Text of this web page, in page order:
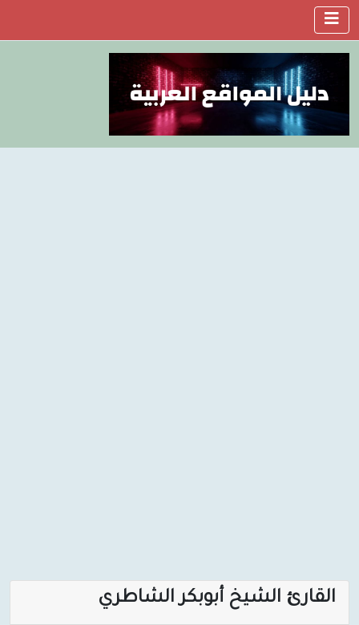
القارئ الشيخ أبوبكر الشاطري